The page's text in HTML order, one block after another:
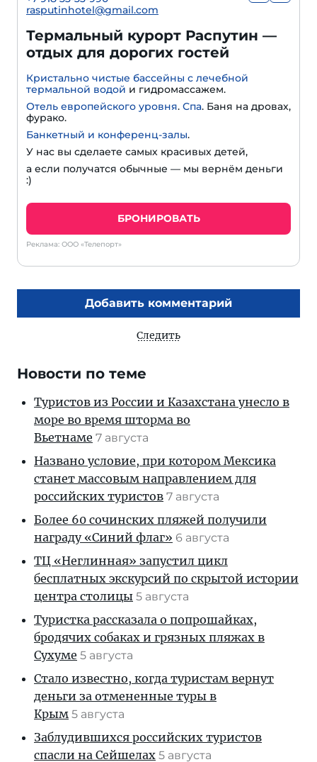
rasputinhotel@gmail.com
Термальный курорт Распутин —
отдых для дорогих гостей
Кристально чистые бассейны с лечебной
термальной водой и гидромассажем.
Отель европейского уровня. Спа. Баня на дровах,
фурако.
Банкетный и конференц-залы.
У нас вы сделаете самых красивых детей,
а если получатся обычные — мы вернём деньги
:)
БРОНИРОВАТЬ
Реклама: ООО «Телепорт»
Добавить комментарий
Следить
Новости по теме
Туристов из России и Казахстана унесло в
море во время шторма во
Вьетнаме 7 августа
Названо условие, при котором Мексика
станет массовым направлением для
российских туристов 7 августа
Более 60 сочинских пляжей получили
награду «Синий флаг» 6 августа
ТЦ «Неглинная» запустил цикл
бесплатных экскурсий по скрытой истории
центра столицы 5 августа
Туристка рассказала о попрошайках,
бродячих собаках и грязных пляжах в
Сухуме 5 августа
Стало известно, когда туристам вернут
деньги за отмененные туры в
Крым 5 августа
Заблудившихся российских туристов
спасли на Сейшелах 5 августа